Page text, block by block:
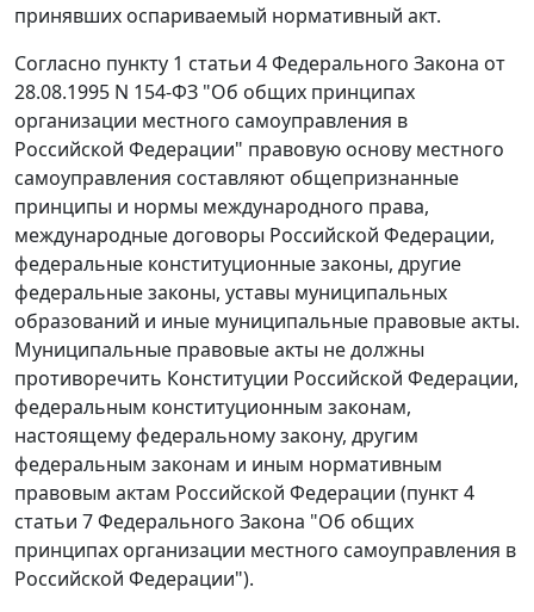
принявших оспариваемый нормативный акт.
Согласно пункту 1 статьи 4Федерального Закона от
28.08.1995 N 154-ФЗ "Об общих принципах
организации местного самоуправления в
Российской Федерации" правовую основу местного
самоуправления составляют общепризнанные
принципы и нормы международного права,
международные договоры Российской Федерации,
федеральные конституционные законы, другие
федеральные законы, уставы муниципальных
образований и иные муниципальные правовые акты.
Муниципальные правовые акты не должны
противоречить Конституции Российской Федерации,
федеральным конституционным законам,
настоящему федеральному закону, другим
федеральным законам и иным нормативным
правовым актам Российской Федерации (пункт 4
статьи 7Федерального Закона "Об общих
принципах организации местного самоуправления в
Российской Федерации").